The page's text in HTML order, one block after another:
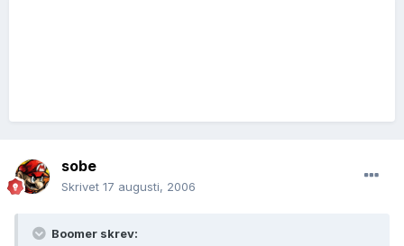
sobe
Skrivet 17 augusti, 2006
Boomer skrev: